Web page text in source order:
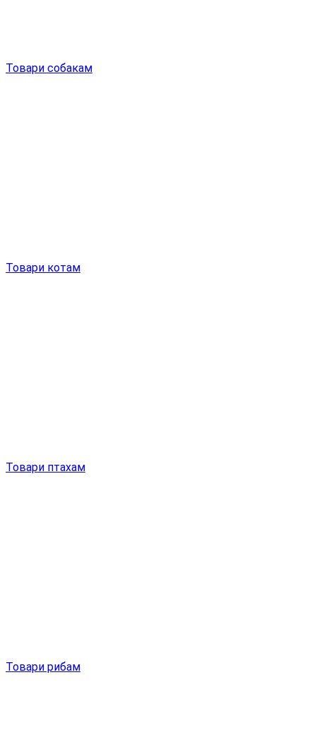
Товари собакам
Товари котам
Товари птахам
Товари рибам